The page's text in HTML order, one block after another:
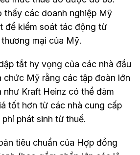
thấy các doanh nghiệp Mỹ
để kiểm soát tác động từ
mại của Mỹ.
tắt hy vọng của các nhà đầu
chức Mỹ rằng các tập đoàn lớn
như Kraft Heinz có thể đàm
tốt hơn từ các nhà cung cấp
phát sinh từ thuế.
tiêu chuẩn của Hợp đồng